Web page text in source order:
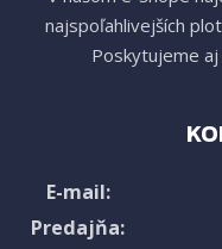
najspoľahlivejších
Poskytujeme
E-mail:
Predajňa: